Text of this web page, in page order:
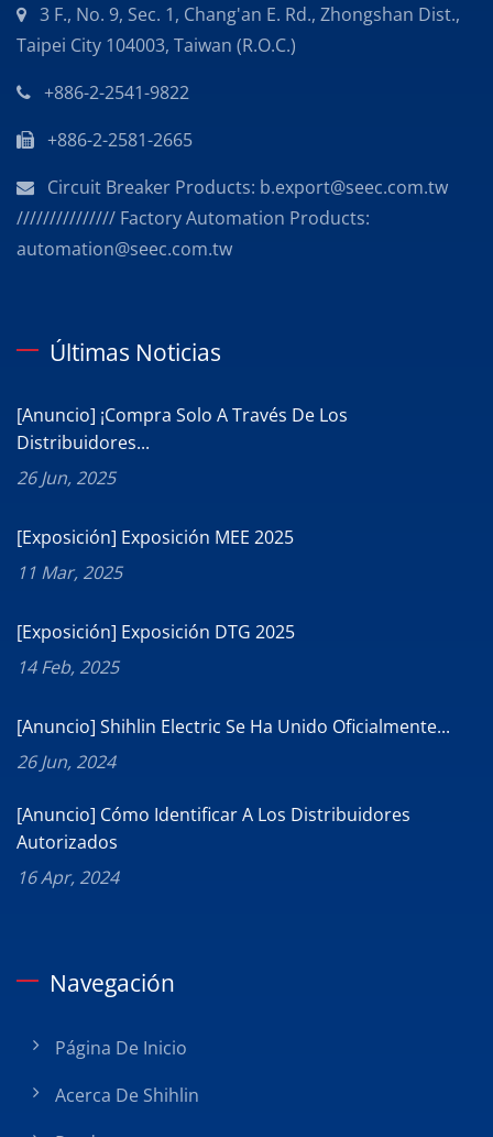
3 F., No. 9, Sec. 1, Chang'an E. Rd., Zhongshan Dist.,
Taipei City 104003, Taiwan (R.O.C.)
+886-2-2541-9822
+886-2-2581-2665
Circuit Breaker Products: b.export@seec.com.tw
/////////////// Factory Automation Products:
automation@seec.com.tw
Últimas Noticias
[Anuncio] ¡Compra Solo A Través De Los
Distribuidores...
26 Jun, 2025
[Exposición] Exposición MEE 2025
11 Mar, 2025
[Exposición] Exposición DTG 2025
14 Feb, 2025
[Anuncio] Shihlin Electric Se Ha Unido Oficialmente...
26 Jun, 2024
[Anuncio] Cómo Identificar A Los Distribuidores
Autorizados
16 Apr, 2024
Navegación
Página De Inicio
Acerca De Shihlin